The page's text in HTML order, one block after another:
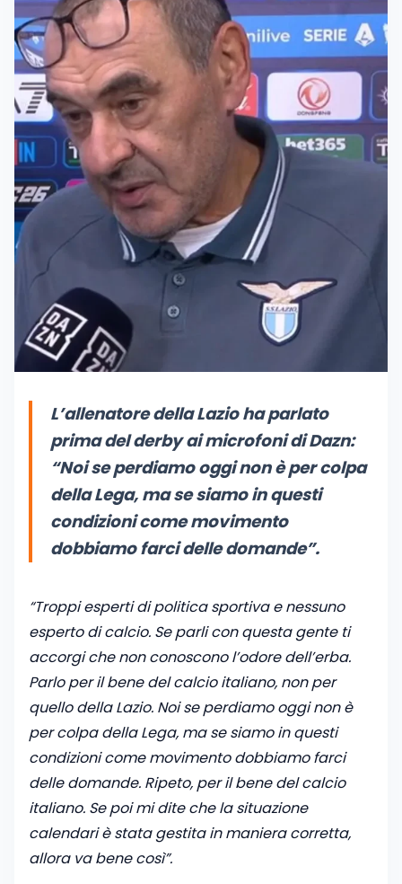
L’allenatore della Lazio ha parlato
prima del derby ai microfoni di Dazn:
“Noi se perdiamo oggi non è per colpa
della Lega, ma se siamo in questi
condizioni come movimento
dobbiamo farci delle domande”.
“Troppi esperti di politica sportiva e nessuno
esperto di calcio. Se parli con questa gente ti
accorgi che non conoscono l’odore dell’erba.
Parlo per il bene del calcio italiano, non per
quello della Lazio. Noi se perdiamo oggi non è
per colpa della Lega, ma se siamo in questi
condizioni come movimento dobbiamo farci
delle domande. Ripeto, per il bene del calcio
italiano. Se poi mi dite che la situazione
calendari è stata gestita in maniera corretta,
allora va bene così”.